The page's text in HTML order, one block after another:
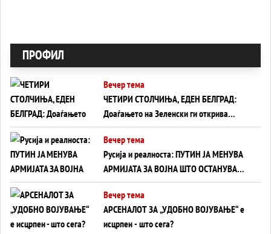
ПРОФИЛ
Вечер тема
ЧЕТИРИ СТОЛЧИЊА, ЕДЕН БЕЛГРАД:
Доаѓањето на Зеленски ги открива
тајните на политиката на балансирање
на Вучиќ
Вечер тема
Русија и реалноста: ПУТИН ЈА МЕНУВА
АРМИЈАТА ЗА ВОЈНА ШТО ОСТАНУВА
БЕЗ ФРОНТ
Вечер тема
АРСЕНАЛОТ ЗА „УДОБНО ВОЈУВАЊЕ“ е
исцрпен - што сега?